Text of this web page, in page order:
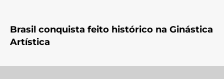
Brasil conquista feito histórico na Ginástica
Artística